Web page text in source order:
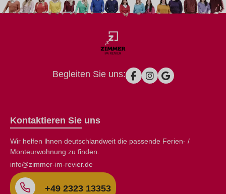
Begleiten Sie uns:
Kontaktieren Sie uns
Wir helfen lhnen deutschlandweit die passende Ferien- /
Monteurwohnung zu finden.
info@zimmer-im-revier.de
+49 2323 13353